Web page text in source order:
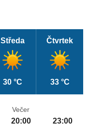
Středa
30 °C
Čtvrtek
33 °C
Večer
20:00 23:00